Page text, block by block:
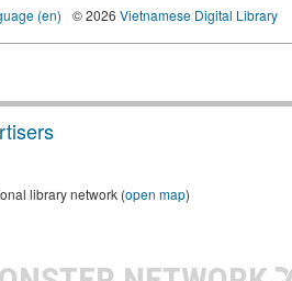
(en) © 2026 Vietnamese Digital Library
library network (open map)